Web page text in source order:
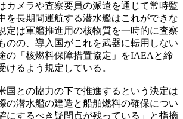
カメラや査察要員の派遣を通じて常時監
を長期間運航する潜水艦はこれができな
定は軍艦推進用の核物質を一時的に査察
のの、導入国がこれを武器に転用しない
の「核燃料保障措置協定」をIAEAと締
けるよう規定している。
国との協力の下で推進するという決定は
の潜水艦の建造と船舶燃料の確保につい
にするべき疑問点が残っている」と指摘